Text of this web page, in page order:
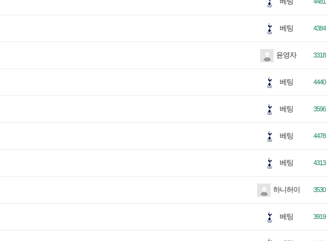
베팅 4384
윤영자 3318
베팅 4440
베팅 3596
베팅 4478
베팅 4313
하니허이 3530
베팅 3919